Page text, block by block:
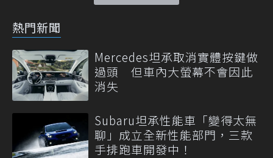
熱門新聞
Mercedes坦承取消實體按鍵做
過頭 但車內大螢幕不會因此
消失
Subaru坦承性能車「變得太無
聊」成立全新性能部門，三款
手排跑車開發中！